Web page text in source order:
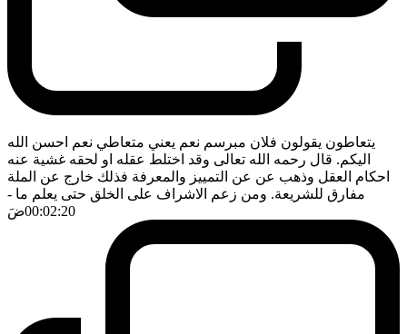
يتعاطون يقولون فلان مبرسم نعم يعني متعاطي نعم احسن الله
اليكم. قال رحمه الله تعالى وقد اختلط عقله او لحقه غشية عنه
احكام العقل وذهب عن عن التمييز والمعرفة فذلك خارج عن الملة
مفارق للشريعة. ومن زعم الاشراف على الخلق حتى يعلم ما -
00:02:20ضَ